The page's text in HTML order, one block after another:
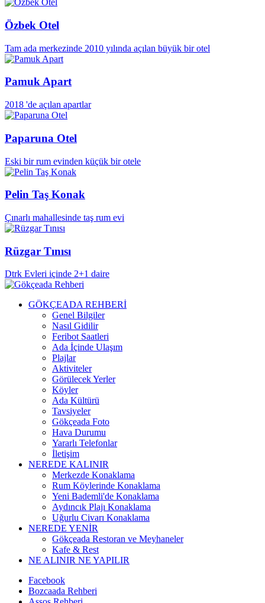
Özbek Otel
Tam ada merkezinde 2010 yılında açılan büyük bir otel
Pamuk Apart
2018 'de açılan apartlar
Paparuna Otel
Eski bir rum evinden küçük bir otele
Pelin Taş Konak
Çınarlı mahallesinde taş rum evi
Rüzgar Tınısı
Dtrk Evleri içinde 2+1 daire
GÖKÇEADA REHBERİ
Genel Bilgiler
Nasıl Gidilir
Feribot Saatleri
Ada İçinde Ulaşım
Plajlar
Aktiviteler
Görülecek Yerler
Köyler
Ada Kültürü
Tavsiyeler
Gökçeada Foto
Hava Durumu
Yararlı Telefonlar
İletişim
NEREDE KALINIR
Merkezde Konaklama
Rum Köylerinde Konaklama
Yeni Bademli'de Konaklama
Aydıncık Plajı Konaklama
Uğurlu Civarı Konaklama
NEREDE YENİR
Gökçeada Restoran ve Meyhaneler
Kafe & Rest
NE ALINIR NE YAPILIR
Facebook
Bozcaada Rehberi